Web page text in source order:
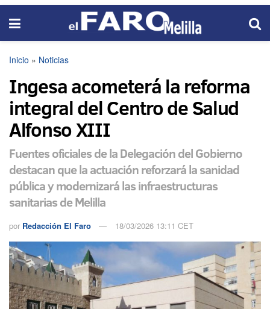
Inicio » Noticias
Ingesa acometerá la reforma
integral del Centro de Salud
Alfonso XIII
Fuentes oficiales de la Delegación del Gobierno
destacan que la actuación reforzará la sanidad
pública y modernizará las infraestructuras
sanitarias de Melilla
por Redacción El Faro 18/03/2026 13:11 CET